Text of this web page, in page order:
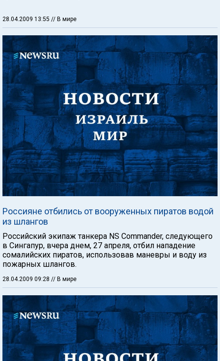
28.04.2009 13:55 // В мире
Россияне отбились от вооруженных пиратов водой
из шлангов
Российский экипаж танкера NS Commander, следующего
в Сингапур, вчера днем, 27 апреля, отбил нападение
сомалийских пиратов, использовав маневры и воду из
пожарных шлангов.
28.04.2009 09:28 // В мире